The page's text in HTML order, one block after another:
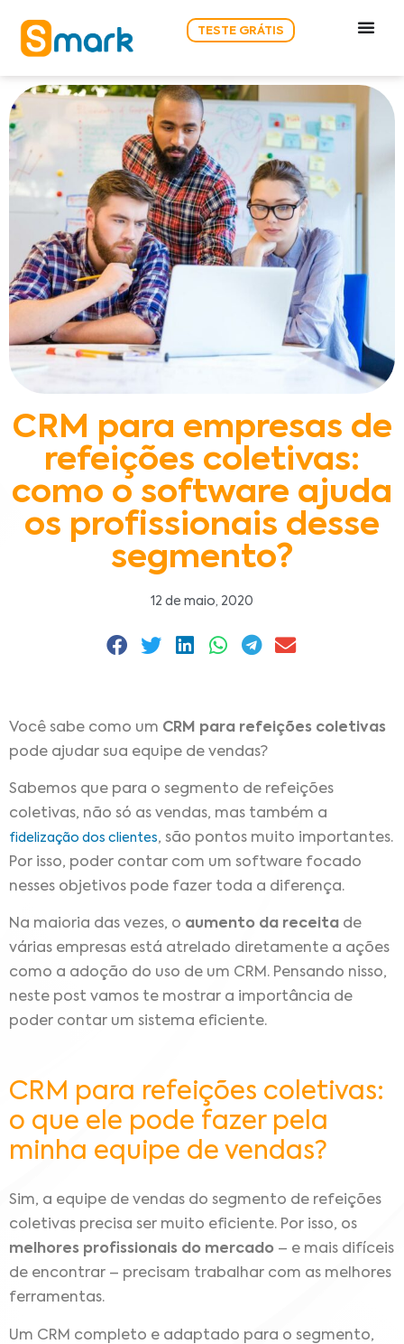
TESTE GRÁTIS
CRM para empresas de
refeições coletivas:
como o software ajuda
os profissionais desse
segmento?
12 de maio, 2020
Você sabe como um CRM para refeições coletivas
pode ajudar sua equipe de vendas?
Sabemos que para o segmento de refeições
coletivas, não só as vendas, mas também a
fidelização dos clientes, são pontos muito importantes.
Por isso, poder contar com um software focado
nesses objetivos pode fazer toda a diferença.
Na maioria das vezes, o aumento da receita de
várias empresas está atrelado diretamente a ações
como a adoção do uso de um CRM. Pensando nisso,
neste post vamos te mostrar a importância de
poder contar um sistema eficiente.
CRM para refeições coletivas:
o que ele pode fazer pela
minha equipe de vendas?
Sim, a equipe de vendas do segmento de refeições
coletivas precisa ser muito eficiente. Por isso, os
melhores profissionais do mercado – e mais difíceis
de encontrar – precisam trabalhar com as melhores
ferramentas.
Um CRM completo e adaptado para o segmento,